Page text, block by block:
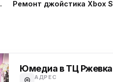
Ремонт джойстика Xbox S
Юмедиа в ТЦ Ржевка
АДРЕС